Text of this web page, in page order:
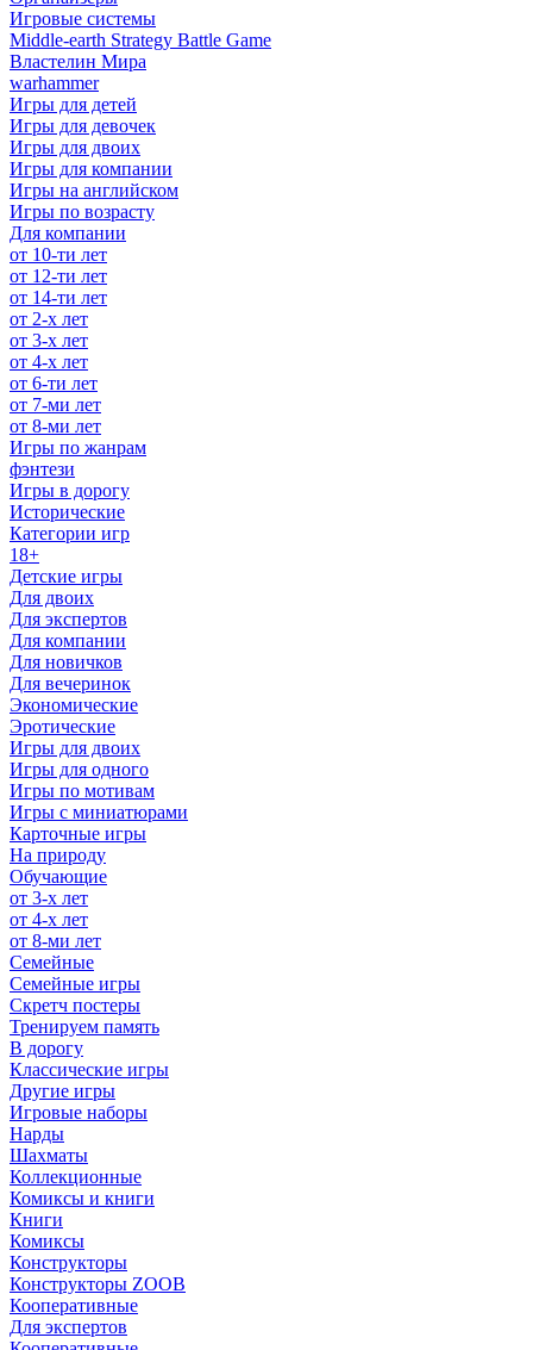
Игровые системы
Middle-earth Strategy Battle Game
Властелин Мира
warhammer
Игры для детей
Игры для девочек
Игры для двоих
Игры для компании
Игры на английском
Игры по возрасту
Для компании
от 10-ти лет
от 12-ти лет
от 14-ти лет
от 2-х лет
от 3-х лет
от 4-х лет
от 6-ти лет
от 7-ми лет
от 8-ми лет
Игры по жанрам
фэнтези
Игры в дорогу
Исторические
Категории игр
18+
Детские игры
Для двоих
Для экспертов
Для компании
Для новичков
Для вечеринок
Экономические
Эротические
Игры для двоих
Игры для одного
Игры по мотивам
Игры с миниатюрами
Карточные игры
На природу
Обучающие
от 3-х лет
от 4-х лет
от 8-ми лет
Семейные
Семейные игры
Скретч постеры
Тренируем память
В дорогу
Классические игры
Другие игры
Игровые наборы
Нарды
Шахматы
Коллекционные
Комиксы и книги
Книги
Комиксы
Конструкторы
Конструкторы ZOOB
Кооперативные
Для экспертов